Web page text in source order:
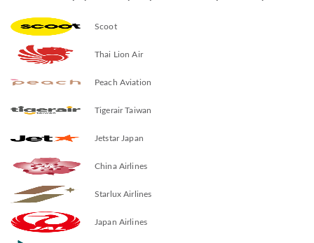
Scoot
Thai Lion Air
Peach Aviation
Tigerair Taiwan
Jetstar Japan
China Airlines
Starlux Airlines
Japan Airlines